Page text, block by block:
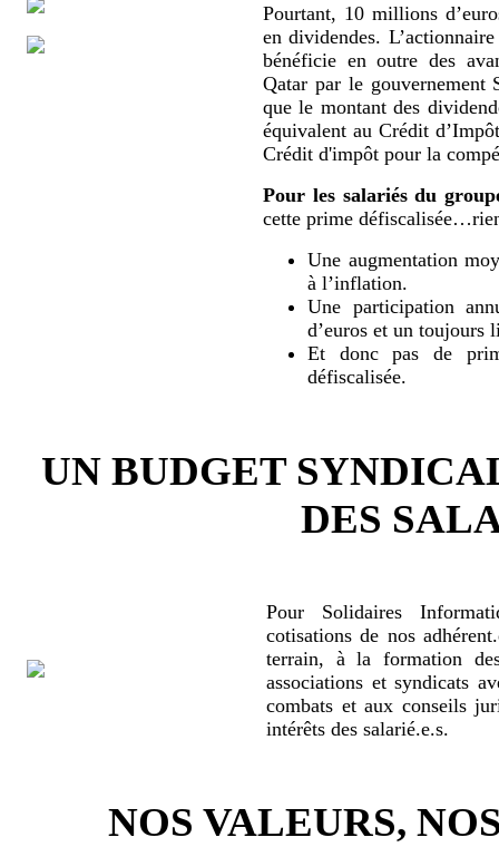
Pourtant, 10 millions
en dividendes.
bénéficie en outre des
Qatar par le gouvernement
que le montant des
équivalent au Crédit
Crédit d'impôt pour la
Pour les salariés du
cette prime
Une augmentation
à l’inflation.
Une participation
d’euros et un toujours
Et donc pas de
défiscalisée.
UN BUDGET
DES
Pour Solidaires
cotisations de nos
terrain, à la formation
associations et syndicats
combats et aux conseils
intérêts des salarié.e.s.
NOS VALEURS,